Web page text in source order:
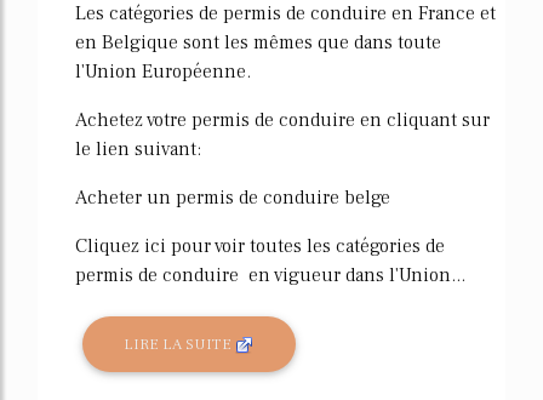
Les catégories de permis de conduire en France et
en Belgique sont les mêmes que dans toute
l'Union Européenne.
Achetez votre permis de conduire en cliquant sur
le lien suivant:
Acheter un permis de conduire belge
Cliquez ici pour voir toutes les catégories de
permis de conduire en vigueur dans l'Union...
LIRE LA SUITE